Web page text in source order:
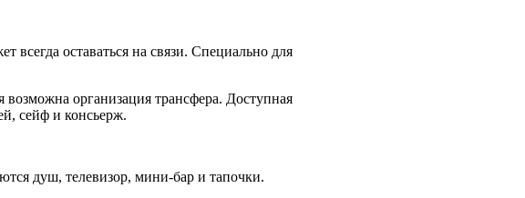
оставаться на связи. Специально для
организация трансфера. Доступная
сейф и консьерж.
душ, телевизор, мини-бар и тапочки.